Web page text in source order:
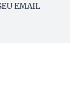
EMAIL